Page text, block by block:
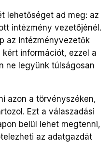
lehetőséget ad meg: az
intézmény vezetőjénél.
az intézményvezetők
információt, ezzel a
ne legyünk túlságosan
azon a törvényszéken,
Ezt a válaszadási
belül lehet megtenni,
az adatgazdát